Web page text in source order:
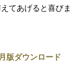
てあげると喜びま
版ダウンロード